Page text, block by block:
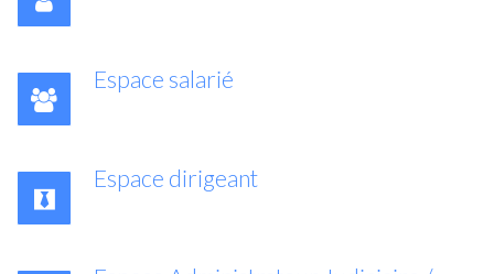
Espace salarié
Espace dirigeant